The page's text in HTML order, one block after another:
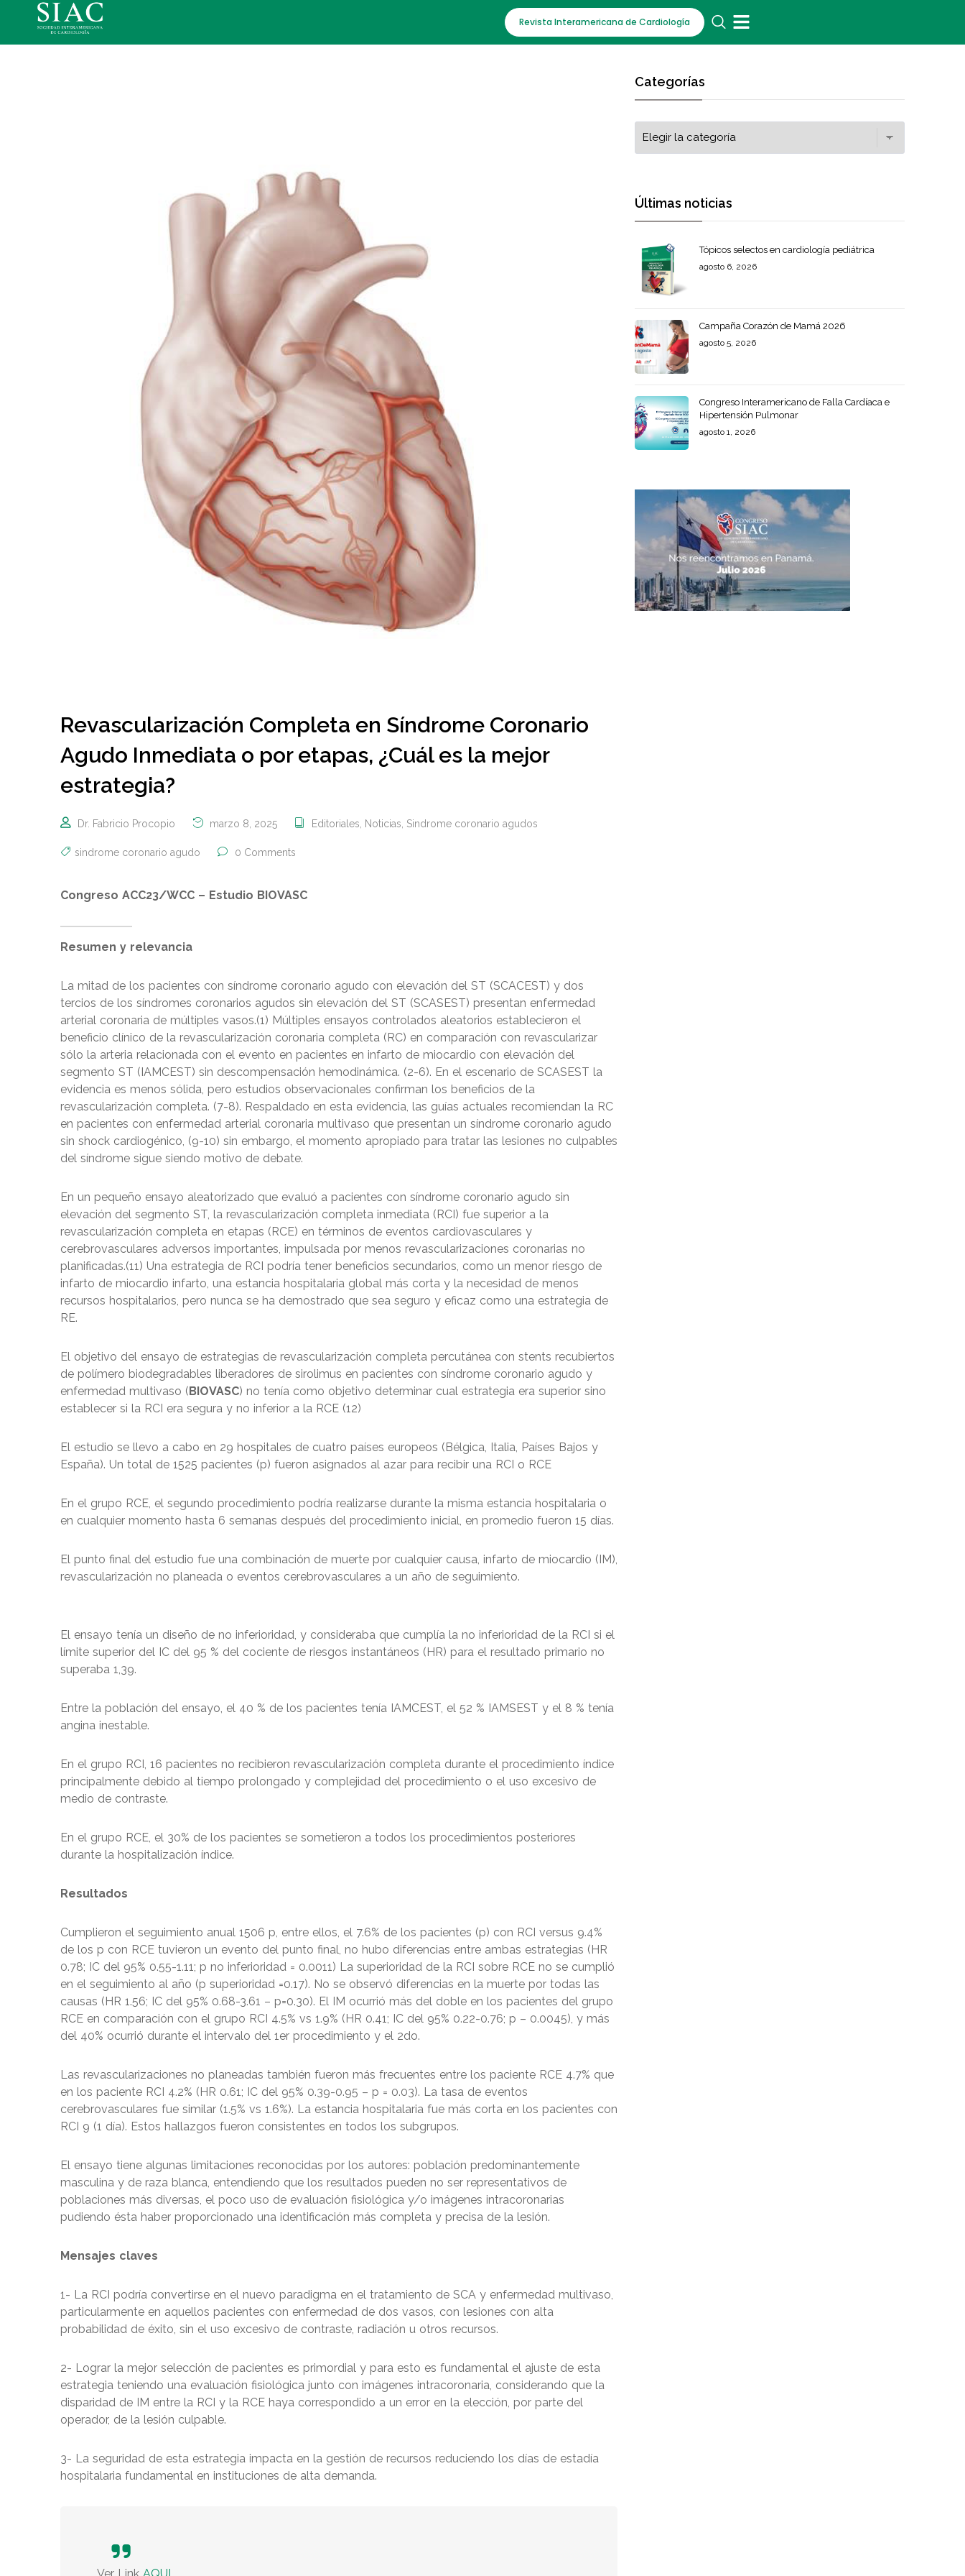
Revista Interamericana de Cardiología
Revascularización Completa en Síndrome Coronario
Agudo Inmediata o por etapas, ¿Cuál es la mejor
estrategia?
Dr. Fabricio Procopio marzo 8, 2025 Editoriales Noticias Sindrome coronario agudos
sindrome coronario agudo 0 Comments
Congreso ACC23/WCC – Estudio BIOVASC
Resumen y relevancia
La mitad de los pacientes con síndrome coronario agudo con elevación del ST (SCACEST) y dos
tercios de los síndromes coronarios agudos sin elevación del ST (SCASEST) presentan enfermedad
arterial coronaria de múltiples vasos.(1) Múltiples ensayos controlados aleatorios establecieron el
beneficio clínico de la revascularización coronaria completa (RC) en comparación con revascularizar
sólo la arteria relacionada con el evento en pacientes en infarto de miocardio con elevación del
segmento ST (IAMCEST) sin descompensación hemodinámica. (2-6). En el escenario de SCASEST la
evidencia es menos sólida, pero estudios observacionales confirman los beneficios de la
revascularización completa. (7-8). Respaldado en esta evidencia, las guías actuales recomiendan la RC
en pacientes con enfermedad arterial coronaria multivaso que presentan un síndrome coronario agudo
sin shock cardiogénico, (9-10) sin embargo, el momento apropiado para tratar las lesiones no culpables
del síndrome sigue siendo motivo de debate.
En un pequeño ensayo aleatorizado que evaluó a pacientes con síndrome coronario agudo sin
elevación del segmento ST, la revascularización completa inmediata (RCI) fue superior a la
revascularización completa en etapas (RCE) en términos de eventos cardiovasculares y
cerebrovasculares adversos importantes, impulsada por menos revascularizaciones coronarias no
planificadas.(11) Una estrategia de RCI podría tener beneficios secundarios, como un menor riesgo de
infarto de miocardio infarto, una estancia hospitalaria global más corta y la necesidad de menos
recursos hospitalarios, pero nunca se ha demostrado que sea seguro y eficaz como una estrategia de
RE.
El objetivo del ensayo de estrategias de revascularización completa percutánea con stents recubiertos
de polímero biodegradables liberadores de sirolimus en pacientes con síndrome coronario agudo y
enfermedad multivaso (BIOVASC) no tenía como objetivo determinar cual estrategia era superior sino
establecer si la RCI era segura y no inferior a la RCE (12)
El estudio se llevo a cabo en 29 hospitales de cuatro países europeos (Bélgica, Italia, Países Bajos y
España). Un total de 1525 pacientes (p) fueron asignados al azar para recibir una RCI o RCE
En el grupo RCE, el segundo procedimiento podría realizarse durante la misma estancia hospitalaria o
en cualquier momento hasta 6 semanas después del procedimiento inicial, en promedio fueron 15 días.
El punto final del estudio fue una combinación de muerte por cualquier causa, infarto de miocardio (IM),
revascularización no planeada o eventos cerebrovasculares a un año de seguimiento.
El ensayo tenía un diseño de no inferioridad, y consideraba que cumplía la no inferioridad de la RCI si el
límite superior del IC del 95 % del cociente de riesgos instantáneos (HR) para el resultado primario no
superaba 1,39.
Entre la población del ensayo, el 40 % de los pacientes tenía IAMCEST, el 52 % IAMSEST y el 8 % tenía
angina inestable.
En el grupo RCI, 16 pacientes no recibieron revascularización completa durante el procedimiento índice
principalmente debido al tiempo prolongado y complejidad del procedimiento o el uso excesivo de
medio de contraste.
En el grupo RCE, el 30% de los pacientes se sometieron a todos los procedimientos posteriores
durante la hospitalización índice.
Resultados
Cumplieron el seguimiento anual 1506 p, entre ellos, el 7.6% de los pacientes (p) con RCI versus 9.4%
de los p con RCE tuvieron un evento del punto final, no hubo diferencias entre ambas estrategias (HR
0.78; IC del 95% 0.55-1.11; p no inferioridad = 0.0011) La superioridad de la RCI sobre RCE no se cumplió
en el seguimiento al año (p superioridad =0.17). No se observó diferencias en la muerte por todas las
causas (HR 1.56; IC del 95% 0.68-3.61 – p=0.30). El IM ocurrió más del doble en los pacientes del grupo
RCE en comparación con el grupo RCI 4.5% vs 1.9% (HR 0.41; IC del 95% 0.22-0.76; p – 0.0045), y más
del 40% ocurrió durante el intervalo del 1er procedimiento y el 2do.
Las revascularizaciones no planeadas también fueron más frecuentes entre los paciente RCE 4.7% que
en los paciente RCI 4.2% (HR 0.61; IC del 95% 0.39-0.95 – p = 0.03). La tasa de eventos
cerebrovasculares fue similar (1.5% vs 1.6%). La estancia hospitalaria fue más corta en los pacientes con
RCI 9 (1 día). Estos hallazgos fueron consistentes en todos los subgrupos.
El ensayo tiene algunas limitaciones reconocidas por los autores: población predominantemente
masculina y de raza blanca, entendiendo que los resultados pueden no ser representativos de
poblaciones más diversas, el poco uso de evaluación fisiológica y/o imágenes intracoronarias
pudiendo ésta haber proporcionado una identificación más completa y precisa de la lesión.
Mensajes claves
1- La RCI podría convertirse en el nuevo paradigma en el tratamiento de SCA y enfermedad multivaso,
particularmente en aquellos pacientes con enfermedad de dos vasos, con lesiones con alta
probabilidad de éxito, sin el uso excesivo de contraste, radiación u otros recursos.
2- Lograr la mejor selección de pacientes es primordial y para esto es fundamental el ajuste de esta
estrategia teniendo una evaluación fisiológica junto con imágenes intracoronaria, considerando que la
disparidad de IM entre la RCI y la RCE haya correspondido a un error en la elección, por parte del
operador, de la lesión culpable.
3- La seguridad de esta estrategia impacta en la gestión de recursos reduciendo los días de estadía
hospitalaria fundamental en instituciones de alta demanda.
Categorías
Últimas noticias
Tópicos selectos en cardiología pediátrica
agosto 6, 2026
Campaña Corazón de Mamá 2026
agosto 5, 2026
Congreso Interamericano de Falla Cardíaca e
Hipertensión Pulmonar
agosto 1, 2026